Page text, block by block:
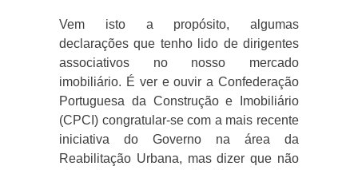
Vem isto a propósito, algumas
declarações que tenho lido de dirigentes
associativos no nosso mercado
imobiliário. É ver e ouvir a Confederação
Portuguesa da Construção e Imobiliário
(CPCI) congratular-se com a mais recente
iniciativa do Governo na área da
Reabilitação Urbana, mas dizer que não